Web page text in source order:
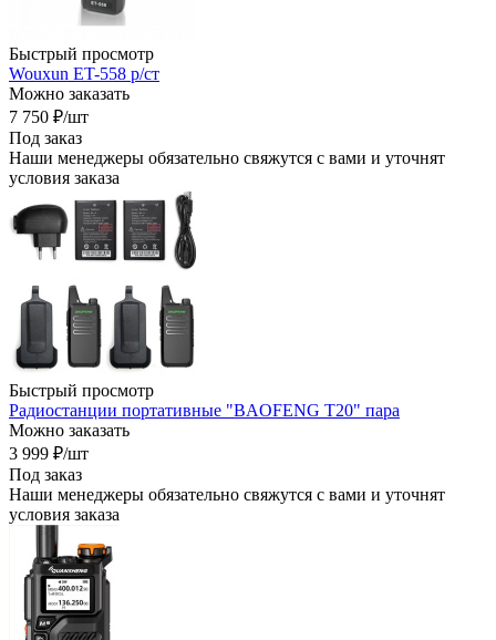
Быстрый просмотр
Wouxun ET-558 р/ст
Можно заказать
7 750 ₽/шт
Под заказ
Наши менеджеры обязательно свяжутся с вами и уточнят
условия заказа
Быстрый просмотр
Радиостанции портативные "BAOFENG T20" пара
Можно заказать
3 999 ₽/шт
Под заказ
Наши менеджеры обязательно свяжутся с вами и уточнят
условия заказа